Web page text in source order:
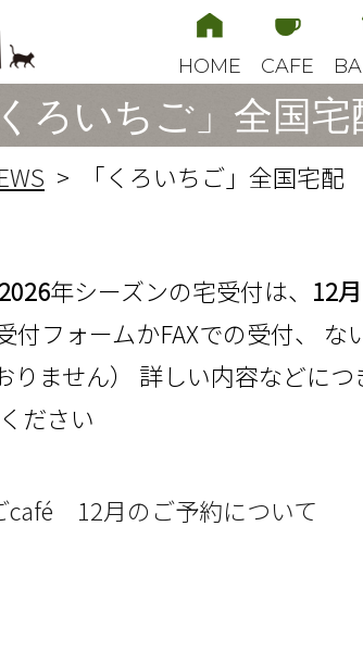
HOME CAFE
くろいちご」全国
「くろいちご」全国宅
年シーズンの宅受付は、 12
付フォームかFAXでの受付、
りません） 詳しい内容などに
ださい
café 12月のご予約について